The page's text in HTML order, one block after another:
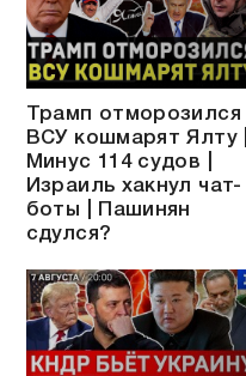
Трамп отморозился |
ВСУ кошмарят Ялту |
Минус 114 судов |
Израиль хакнул чат-
боты | Пашинян
сдулся?